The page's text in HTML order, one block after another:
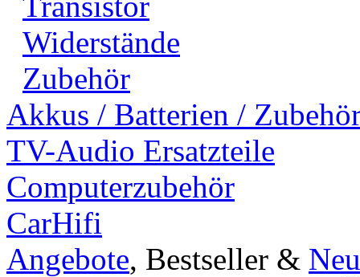
Widerstände
Zubehör
Akkus / Batterien /
TV-Audio Ersatzteile
Computerzubehör
CarHifi
Angebote, Bestseller &